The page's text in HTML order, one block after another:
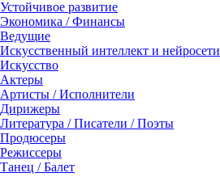
Устойчивое развитие
Экономика / Финансы
Ведущие
Искусственный интеллект и нейросети
Искусство
Актеры
Артисты / Исполнители
Дирижеры
Литература / Писатели / Поэты
Продюсеры
Режиссеры
Танец / Балет